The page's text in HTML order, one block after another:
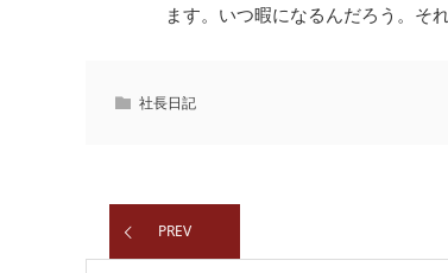
ます。いつ暇になるんだろう。そ
社長日記
PREV